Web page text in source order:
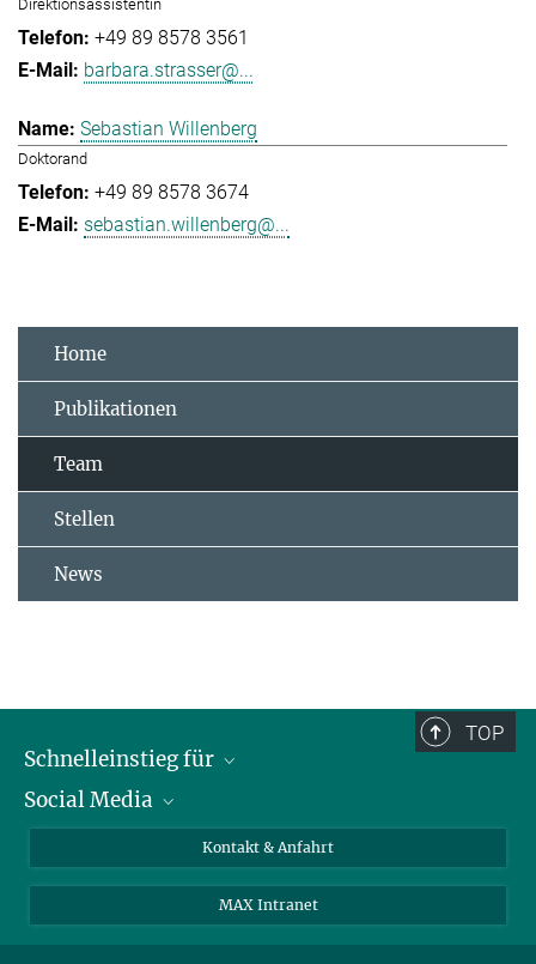
Direktionsassistentin
+49 89 8578 3561
barbara.strasser@...
Sebastian Willenberg
Doktorand
+49 89 8578 3674
sebastian.willenberg@...
Home
Publikationen
Team
Stellen
News
TOP
Schnelleinstieg für
Journalist*innen
Bewerbende
Social Media
Instagram
LinkedIn
Kontakt & Anfahrt
MAX Intranet